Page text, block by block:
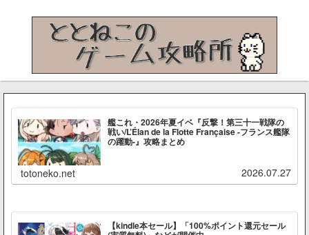
艦これ・2026年夏イベ『反撃！第三十一戦隊の
戦い/L’Élan de la Flotte Française -フランス艦隊
の躍動-』攻略まとめ
totoneko.net 2026.07.27
【kindle本セール】「100%ポイント還元セール